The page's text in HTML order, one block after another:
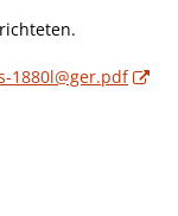
1880l@ger.pdf